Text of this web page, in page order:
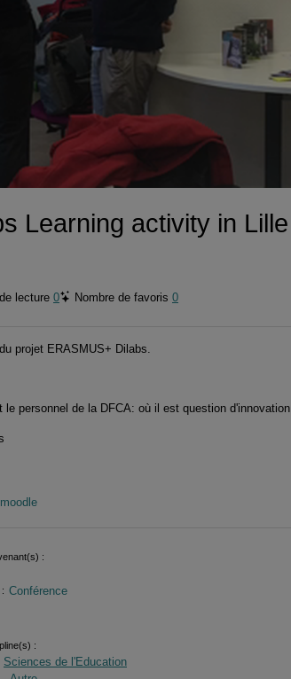
vidéo
Learning activity in Lille
lecture 0 Nombre de favoris 0
projet ERASMUS+ Dilabs.
personnel de la DFCA: où il est question d'innovation.
moodle
:
Conférence
:
Sciences de l'Education